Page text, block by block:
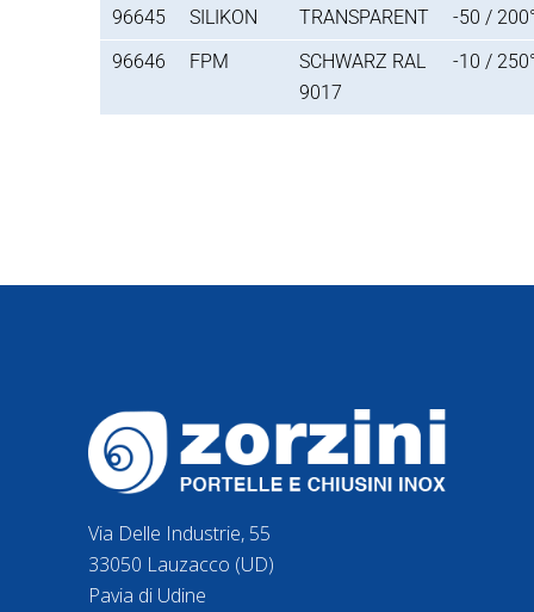
96645 SILIKON TRANSPARENT
-50 /
96646
FPM
SCHWARZ RAL
9017
-10 /
Via Delle Industrie, 55
33050 Lauzacco (UD)
Pavia di Udine